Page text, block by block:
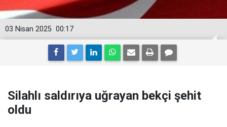
00:17
03 Nisan 2025
Silahlı saldırıya uğrayan bekçi şehit
oldu